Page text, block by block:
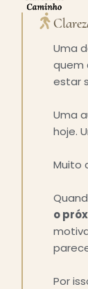
Uma
quem
estar
Uma
hoje.
Muito
o
Por